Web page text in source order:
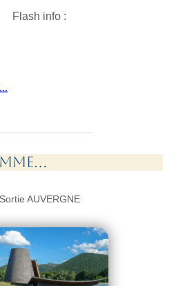
Flash info :
Sortie AUVERGNE